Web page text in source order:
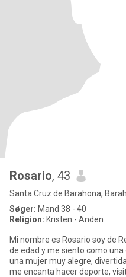
Rosario, 43
Santa Cruz de Barahona,
Søger: Mand 38 - 40
Religion: Kristen - Anden
Mi nombre es Rosario soy de
de edad y me siento como
una mujer muy alegre,
me encanta hacer deporte,